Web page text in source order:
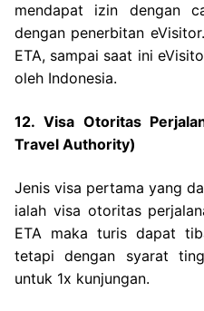
mendapat izin dengan
dengan penerbitan
ETA, sampai saat ini
oleh Indonesia.
12. Visa Otoritas
Travel Authority)
Jenis visa pertama yang
ialah visa otoritas
ETA maka turis dapat
tetapi dengan syarat
untuk 1x kunjungan.